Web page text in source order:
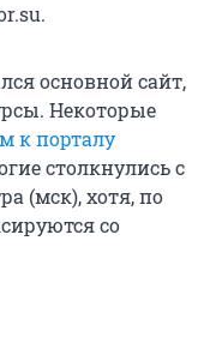
основной сайт,
Некоторые
к порталу
столкнулись с
(мск), хотя, по
со